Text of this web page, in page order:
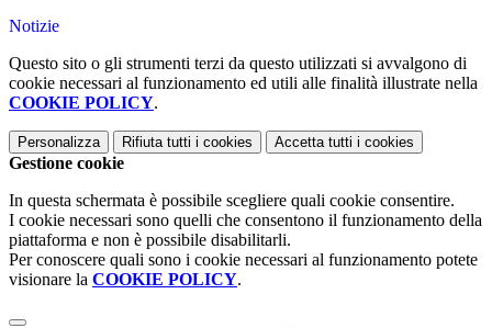
Notizie
Questo sito o gli strumenti terzi da questo utilizzati si avvalgono di
cookie necessari al funzionamento ed utili alle finalità illustrate nella
COOKIE POLICY.
Personalizza Rifiuta tutti i cookies Accetta tutti i cookies
Gestione cookie
In questa schermata è possibile scegliere quali cookie consentire.
I cookie necessari sono quelli che consentono il funzionamento della
piattaforma e non è possibile disabilitarli.
Per conoscere quali sono i cookie necessari al funzionamento potete
visionare la COOKIE POLICY.